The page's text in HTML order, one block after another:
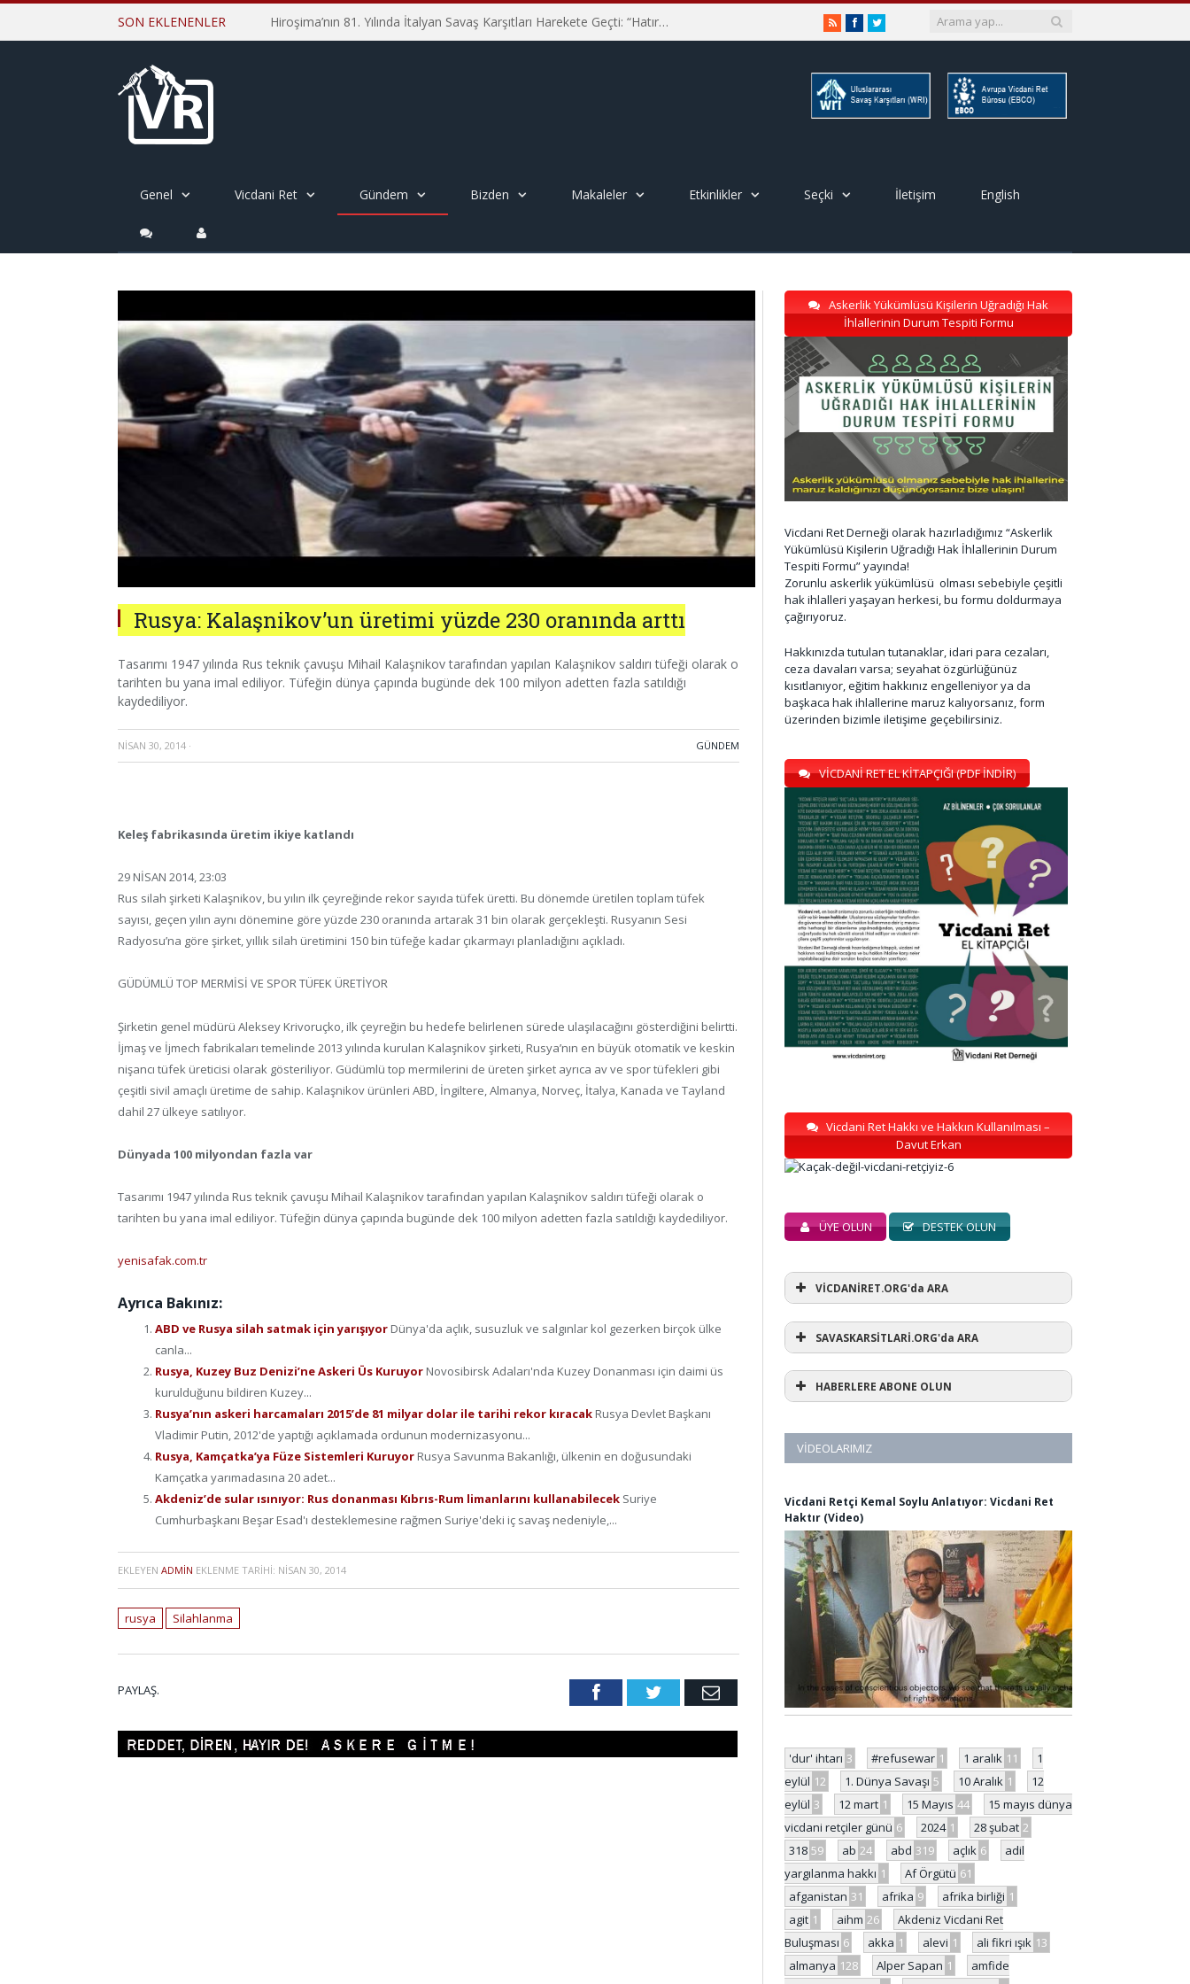
SON EKLENENLER Hiroşima’nın 81. Yılında İtalyan Savaş Karşıtları Harekete Geçti: “Hatırlamak yeterli değil” RSSFacebookTwitter
Genel Vicdani Ret Gündem Bizden Makaleler Etkinlikler Seçki İletişim English
Rusya: Kalaşnikov’un üretimi yüzde 230 oranında arttı
Tasarımı 1947 yılında Rus teknik çavuşu Mihail Kalaşnikov tarafından yapılan Kalaşnikov saldırı tüfeği olarak o
tarihten bu yana imal ediliyor. Tüfeğin dünya çapında bugünde dek 100 milyon adetten fazla satıldığı
kaydediliyor.
NISAN 30, 2014 · GÜNDEM
Keleş fabrikasında üretim ikiye katlandı
29 NİSAN 2014, 23:03
Rus silah şirketi Kalaşnikov, bu yılın ilk çeyreğinde rekor sayıda tüfek üretti. Bu dönemde üretilen toplam tüfek
sayısı, geçen yılın aynı dönemine göre yüzde 230 oranında artarak 31 bin olarak gerçekleşti. Rusyanın Sesi
Radyosu’na göre şirket, yıllık silah üretimini 150 bin tüfeğe kadar çıkarmayı planladığını açıkladı.
GÜDÜMLÜ TOP MERMİSİ VE SPOR TÜFEK ÜRETİYOR
Şirketin genel müdürü Aleksey Krivoruçko, ilk çeyreğin bu hedefe belirlenen sürede ulaşılacağını gösterdiğini belirtti.
İjmaş ve İjmech fabrikaları temelinde 2013 yılında kurulan Kalaşnikov şirketi, Rusya’nın en büyük otomatik ve keskin
nişancı tüfek üreticisi olarak gösteriliyor. Güdümlü top mermilerini de üreten şirket ayrıca av ve spor tüfekleri gibi
çeşitli sivil amaçlı üretime de sahip. Kalaşnikov ürünleri ABD, İngiltere, Almanya, Norveç, İtalya, Kanada ve Tayland
dahil 27 ülkeye satılıyor.
Dünyada 100 milyondan fazla var
Tasarımı 1947 yılında Rus teknik çavuşu Mihail Kalaşnikov tarafından yapılan Kalaşnikov saldırı tüfeği olarak o
tarihten bu yana imal ediliyor. Tüfeğin dünya çapında bugünde dek 100 milyon adetten fazla satıldığı kaydediliyor.
yenisafak.com.tr
Ayrıca Bakınız:
ABD ve Rusya silah satmak için yarışıyor Dünya'da açlık, susuzluk ve salgınlar kol gezerken birçok ülke
canla...
Rusya, Kuzey Buz Denizi’ne Askeri Üs Kuruyor Novosibirsk Adaları'nda Kuzey Donanması için daimi üs
kurulduğunu bildiren Kuzey...
Rusya’nın askeri harcamaları 2015’de 81 milyar dolar ile tarihi rekor kıracak Rusya Devlet Başkanı
Vladimir Putin, 2012'de yaptığı açıklamada ordunun modernizasyonu...
Rusya, Kamçatka’ya Füze Sistemleri Kuruyor Rusya Savunma Bakanlığı, ülkenin en doğusundaki
Kamçatka yarımadasına 20 adet...
Akdeniz’de sular ısınıyor: Rus donanması Kıbrıs-Rum limanlarını kullanabilecek Suriye
Cumhurbaşkanı Beşar Esad'ı desteklemesine rağmen Suriye'deki iç savaş nedeniyle,...
EKLEYEN ADMIN EKLENME TARIHI: NISAN 30, 2014
rusya Silahlanma
PAYLAŞ. FacebookTwitter Email
Askerlik Yükümlüsü Kişilerin Uğradığı Hak
İhlallerinin Durum Tespiti Formu
Vicdani Ret Derneği olarak hazırladığımız “Askerlik
Yükümlüsü Kişilerin Uğradığı Hak İhlallerinin Durum
Tespiti Formu” yayında!
Zorunlu askerlik yükümlüsü olması sebebiyle çeşitli
hak ihlalleri yaşayan herkesi, bu formu doldurmaya
çağırıyoruz.
Hakkınızda tutulan tutanaklar, idari para cezaları,
ceza davaları varsa; seyahat özgürlüğünüz
kısıtlanıyor, eğitim hakkınız engelleniyor ya da
başkaca hak ihlallerine maruz kalıyorsanız, form
üzerinden bizimle iletişime geçebilirsiniz.
VİCDANİ RET EL KİTAPÇIĞI (PDF İNDİR)
Vicdani Ret Hakkı ve Hakkın Kullanılması –
Davut Erkan
ÜYE OLUN DESTEK OLUN
VİCDANİRET.ORG'da ARA
SAVASKARSİTLARİ.ORG'da ARA
HABERLERE ABONE OLUN
VIDEOLARIMIZ
Vicdani Retçi Kemal Soylu Anlatıyor: Vicdani Ret
Haktır (Video)
'dur' ihtarı 3 #refusewar 1 1 aralık 11
1
eylül 12 1. Dünya Savaşı 5 10 Aralık 1
12
eylül 3 12 mart 1 15 Mayıs 44
15 mayıs dünya
vicdani retçiler günü 6 2024 1 28 şubat 2
318 59 ab 24 abd 319 açlık 6
adil
yargılanma hakkı 1 Af Örgütü 61
afganistan 31 afrika 9 afrika birliği 1
agit 1 aihm 26
Akdeniz Vicdani Ret
Buluşması 6 akka 1 alevi 1 ali fikri ışık 13
almanya 128 Alper Sapan 1
amfide